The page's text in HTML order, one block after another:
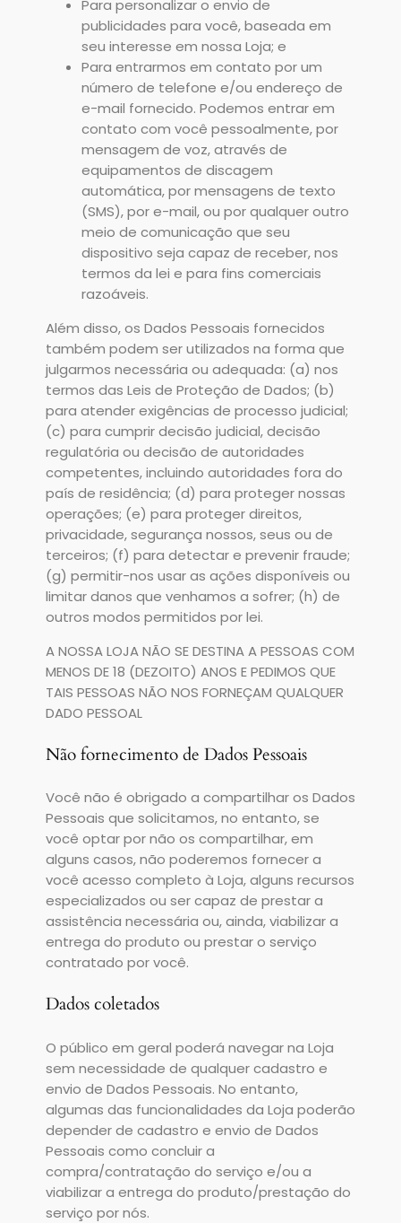
Para personalizar o envio de
publicidades para você, baseada em
seu interesse em nossa Loja; e
Para entrarmos em contato por um
número de telefone e/ou endereço de
e-mail fornecido. Podemos entrar em
contato com você pessoalmente, por
mensagem de voz, através de
equipamentos de discagem
automática, por mensagens de texto
(SMS), por e-mail, ou por qualquer outro
meio de comunicação que seu
dispositivo seja capaz de receber, nos
termos da lei e para fins comerciais
razoáveis.
Além disso, os Dados Pessoais fornecidos
também podem ser utilizados na forma que
julgarmos necessária ou adequada: (a) nos
termos das Leis de Proteção de Dados; (b)
para atender exigências de processo judicial;
(c) para cumprir decisão judicial, decisão
regulatória ou decisão de autoridades
competentes, incluindo autoridades fora do
país de residência; (d) para proteger nossas
operações; (e) para proteger direitos,
privacidade, segurança nossos, seus ou de
terceiros; (f) para detectar e prevenir fraude;
(g) permitir-nos usar as ações disponíveis ou
limitar danos que venhamos a sofrer; (h) de
outros modos permitidos por lei.
A NOSSA LOJA NÃO SE DESTINA A PESSOAS COM
MENOS DE 18 (DEZOITO) ANOS E PEDIMOS QUE
TAIS PESSOAS NÃO NOS FORNEÇAM QUALQUER
DADO PESSOAL
Não fornecimento de Dados Pessoais
Você não é obrigado a compartilhar os Dados
Pessoais que solicitamos, no entanto, se
você optar por não os compartilhar, em
alguns casos, não poderemos fornecer a
você acesso completo à Loja, alguns recursos
especializados ou ser capaz de prestar a
assistência necessária ou, ainda, viabilizar a
entrega do produto ou prestar o serviço
contratado por você.
Dados coletados
O público em geral poderá navegar na Loja
sem necessidade de qualquer cadastro e
envio de Dados Pessoais. No entanto,
algumas das funcionalidades da Loja poderão
depender de cadastro e envio de Dados
Pessoais como concluir a
compra/contratação do serviço e/ou a
viabilizar a entrega do produto/prestação do
serviço por nós.